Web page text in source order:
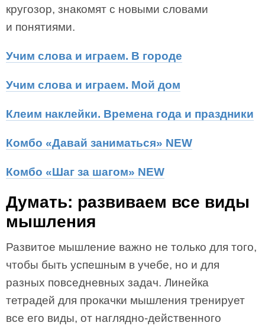
кругозор, знакомят с новыми словами
и понятиями.
Учим слова и играем. В городе
Учим слова и играем. Мой дом
Клеим наклейки. Времена года и праздники
Комбо «Давай заниматься» NEW
Комбо «Шаг за шагом» NEW
Думать: развиваем все виды
мышления
Развитое мышление важно не только для того,
чтобы быть успешным в учебе, но и для
разных повседневных задач. Линейка
тетрадей для прокачки мышления тренирует
все его виды, от наглядно-действенного